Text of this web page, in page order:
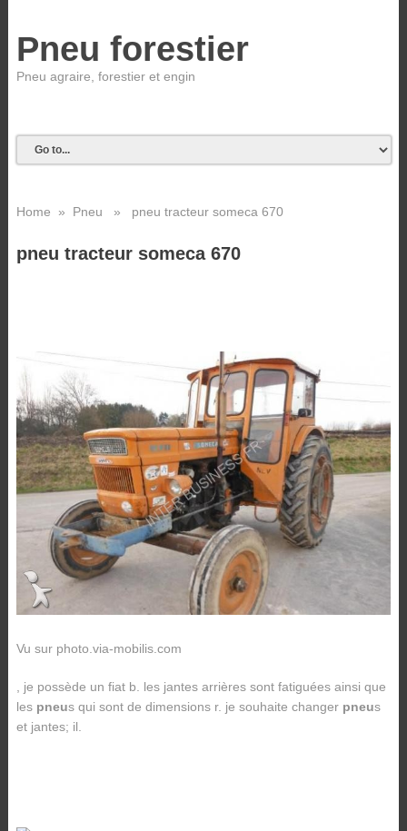
Pneu forestier
Pneu agraire, forestier et engin
Home » Pneu » pneu tracteur someca 670
pneu tracteur someca 670
Vu sur photo.via-mobilis.com
, je possède un fiat b. les jantes arrières sont fatiguées ainsi que
les pneus qui sont de dimensions r. je souhaite changer pneus
et jantes; il.